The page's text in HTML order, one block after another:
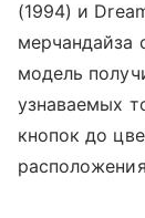
(1994) и
мерчандайза
модель
узнаваемых
кнопок до